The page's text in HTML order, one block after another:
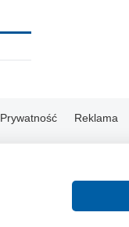
Prywatność Reklama